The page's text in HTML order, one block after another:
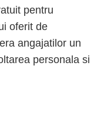
pentru
oferit de
angajatilor un
personala si